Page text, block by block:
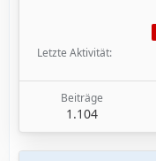
Letzte Aktivität
Beiträge
1.104